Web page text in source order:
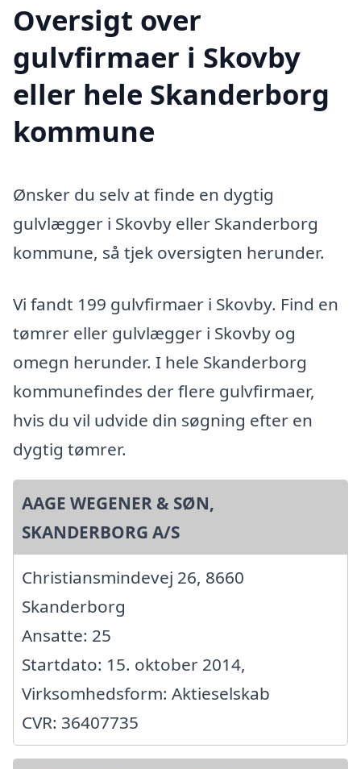
Oversigt over
gulvfirmaer i Skovby
eller hele Skanderborg
kommune
Ønsker du selv at finde en dygtig
gulvlægger i Skovby eller Skanderborg
kommune, så tjek oversigten herunder.
Vi fandt 199 gulvfirmaer i Skovby. Find en
tømrer eller gulvlægger i Skovby og
omegn herunder. I hele Skanderborg
kommunefindes der flere gulvfirmaer,
hvis du vil udvide din søgning efter en
dygtig tømrer.
AAGE WEGENER & SØN,
SKANDERBORG A/S
Christiansmindevej 26, 8660
Skanderborg
Ansatte: 25
Startdato: 15. oktober 2014,
Virksomhedsform: Aktieselskab
CVR: 36407735